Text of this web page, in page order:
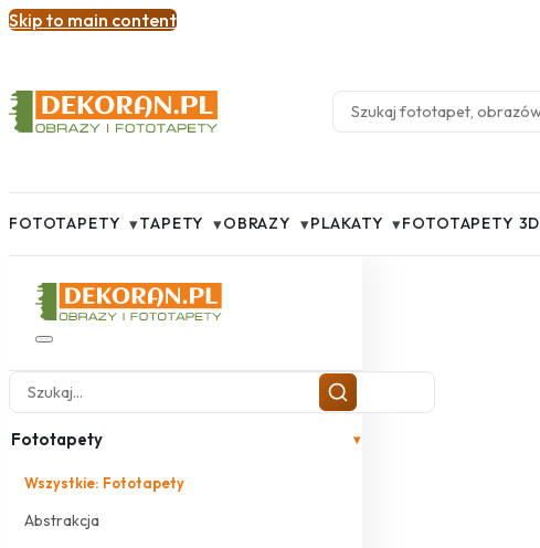
Skip to main content
FOTOTAPETY ▾TAPETY ▾OBRAZY ▾PLAKATY ▾FOTOTAPETY 3D
Fototapety ▾
Wszystkie: Fototapety
Abstrakcja